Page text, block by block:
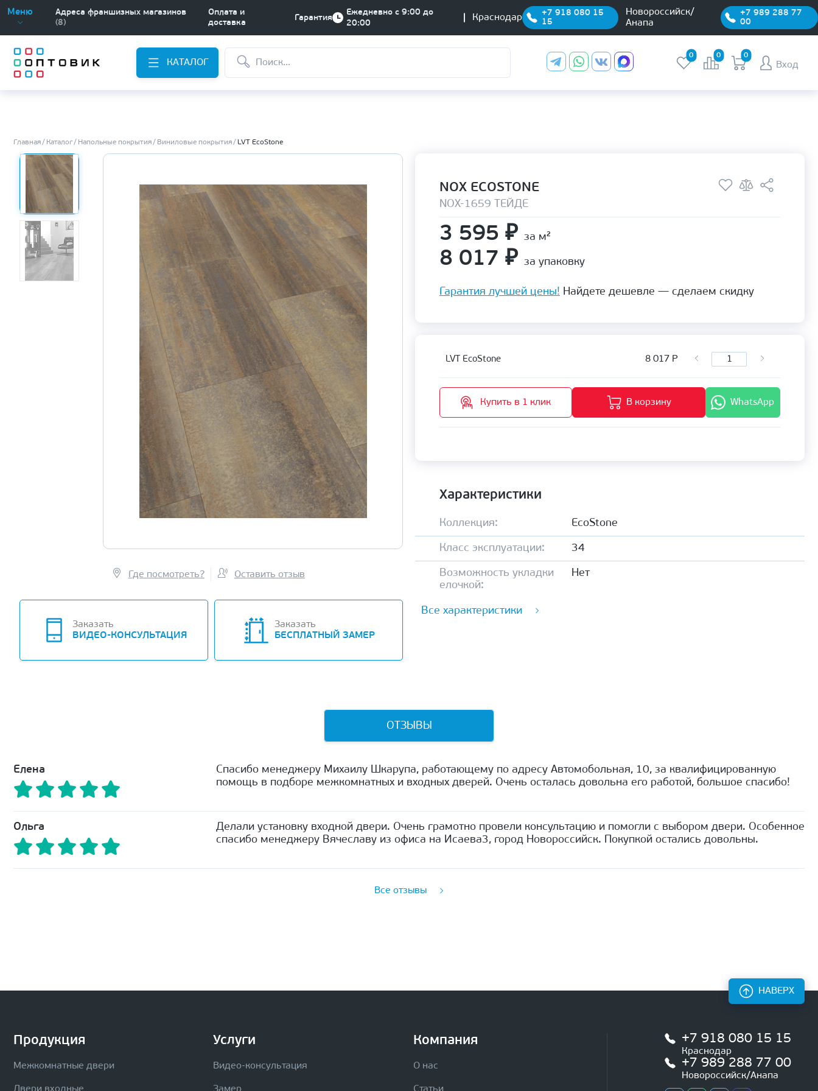
Меню
Адреса франшизных магазинов
(8)
Оплата и
доставка
Гарантия
Ежедневно с 9:00 до
20:00
Краснодар
+7 918 080 15
15
Новороссийск/
Анапа
+7 989 288 77
00
КАТАЛОГ
0 0 0
Вход
Главная Каталог Напольные покрытия Виниловые покрытия LVT EcoStone
Где посмотреть? Оставить отзыв
Заказать
ВИДЕО-КОНСУЛЬТАЦИЯ
Заказать
БЕСПЛАТНЫЙ ЗАМЕР
NOX ECOSTONE
NOX-1659 ТЕЙДЕ
3 595 ₽ за м²
8 017 ₽ за упаковку
Гарантия лучшей цены! Найдете дешевле — сделаем скидку
LVT EcoStone 8 017 Р
Купить в 1 клик В корзину WhatsApp
Характеристики
Коллекция: EcoStone
Класс эксплуатации: 34
Возможность укладки
елочкой:
Нет
Все характеристики
ОТЗЫВЫ
Елена
Спасибо менеджеру Михаилу Шкарупа, работающему по адресу Автомобольная, 10, за квалифицированную
помощь в подборе межкомнатных и входных дверей. Очень осталась довольна его работой, большое спасибо!
Ольга
Делали установку входной двери. Очень грамотно провели консультацию и помогли с выбором двери. Особенное
спасибо менеджеру Вячеславу из офиса на Исаева3, город Новороссийск. Покупкой остались довольны.
Все отзывы
Продукция
Межкомнатные двери
Услуги
Видео-консультация
Компания
О нас
+7 918 080 15 15
Краснодар
+7 989 288 77 00
Новороссийск/Анапа
НАВЕРХ